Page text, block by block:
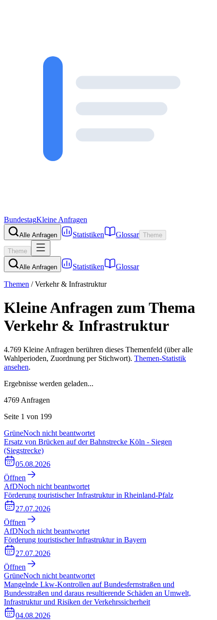
BundestagKleine Anfragen
Alle Anfragen Statistiken Glossar Theme
Theme
Alle Anfragen Statistiken Glossar
Themen /Verkehr & Infrastruktur
Kleine Anfragen zum Thema
Verkehr & Infrastruktur
4.769 Kleine Anfragen berühren dieses Themenfeld (über alle
Wahlperioden, Zuordnung per Stichwort). Themen-Statistik
ansehen.
Ergebnisse werden geladen...
4769 Anfragen
Seite 1 von 199
GrüneNoch nicht beantwortet
Ersatz von Brücken auf der Bahnstrecke Köln - Siegen
(Siegstrecke)
05.08.2026
Öffnen
AfDNoch nicht beantwortet
Förderung touristischer Infrastruktur in Rheinland-Pfalz
27.07.2026
Öffnen
AfDNoch nicht beantwortet
Förderung touristischer Infrastruktur in Bayern
27.07.2026
Öffnen
GrüneNoch nicht beantwortet
Mangelnde Lkw-Kontrollen auf Bundesfernstraßen und
Bundesstraßen und daraus resultierende Schäden an Umwelt,
Infrastruktur und Risiken der Verkehrssicherheit
04.08.2026